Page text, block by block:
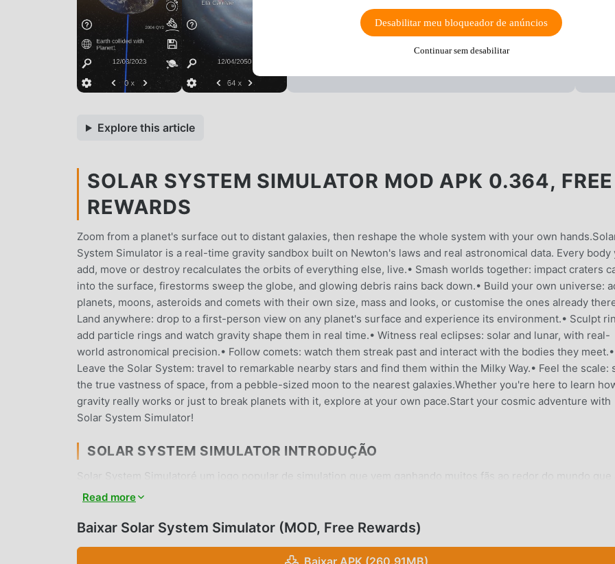
Explore this article
SOLAR SYSTEM SIMULATOR MOD APK 0.364, FREE
REWARDS
Zoom from a planet's surface out to distant galaxies, then reshape the whole system with your own
System Simulator is a real-time gravity sandbox built on Newton's laws and real astronomical data. Every body
add, move or destroy recalculates the orbits of everything else, live.• Smash worlds together: impact craters
into the surface, firestorms sweep the globe, and glowing debris rains back down.• Build your own universe:
planets, moons, asteroids and comets with their own size, mass and looks, or customise the ones already
Land anywhere: drop to a first-person view on any planet's surface and experience its environment.• Sculpt
add particle rings and watch gravity shape them in real time.• Witness real eclipses: solar and lunar, with real-
world astronomical precision.• Follow comets: watch them streak past and interact with the bodies they meet.•
Leave the Solar System: travel to remarkable nearby stars and find them within the Milky Way.• Feel the scale:
the true vastness of space, from a pebble-sized moon to the nearest galaxies.Whether you're here to learn
gravity really works or just to break planets with it, explore at your own pace.Start your cosmic adventure with
Solar System Simulator!
SOLAR SYSTEM SIMULATOR INTRODUÇÃO
Solar System Simulatoré um jogo popular de simulation que vem ganhando muitos fãs ao redor do mundo que
jogos de simulation . Se você quiser baixar esse jogo, modroid é sua melhor escolha, por ser o maior site do
Simulator0.364gratuitamente, Modroid também oferece Free Rewards mod gratuitamente, te ajudando a pular
promete que nenhum mod do Solar System Simulatorirá cobrar nenhuma tarifa dos usuários, além de ser 100%
Read more
Baixar Solar System Simulator (MOD, Free Rewards)
Baixar APK (260.91MB)
Desabilitar meu bloqueador de anúncios
Continuar sem desabilitar